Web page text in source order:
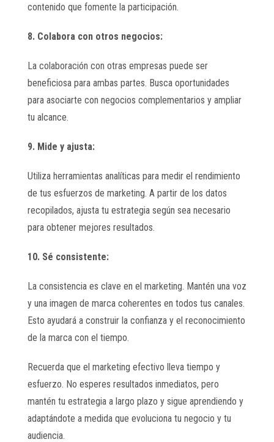
contenido que fomente la participación.
8. Colabora con otros negocios:
La colaboración con otras empresas puede ser
beneficiosa para ambas partes. Busca oportunidades
para asociarte con negocios complementarios y ampliar
tu alcance.
9. Mide y ajusta:
Utiliza herramientas analíticas para medir el rendimiento
de tus esfuerzos de marketing. A partir de los datos
recopilados, ajusta tu estrategia según sea necesario
para obtener mejores resultados.
10. Sé consistente:
La consistencia es clave en el marketing. Mantén una voz
y una imagen de marca coherentes en todos tus canales.
Esto ayudará a construir la confianza y el reconocimiento
de la marca con el tiempo.
Recuerda que el marketing efectivo lleva tiempo y
esfuerzo. No esperes resultados inmediatos, pero
mantén tu estrategia a largo plazo y sigue aprendiendo y
adaptándote a medida que evoluciona tu negocio y tu
audiencia.